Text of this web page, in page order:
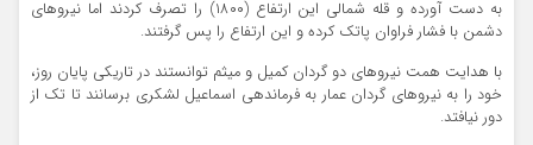
به دست آورده و قله شمالی این ارتفاع (۱۸۰۰) را تصرف کردند اما نیروهای
دشمن با فشار فراوان پاتک کرده و این ارتفاع را پس گرفتند.
با هدایت همت نیروهای دو گردان کمیل و میثم توانستند در تاریکی پایان روز،
خود را به نیروهای گردان عمار به فرماندهی اسماعیل لشکری برسانند تا تک از
دور نیافتد.